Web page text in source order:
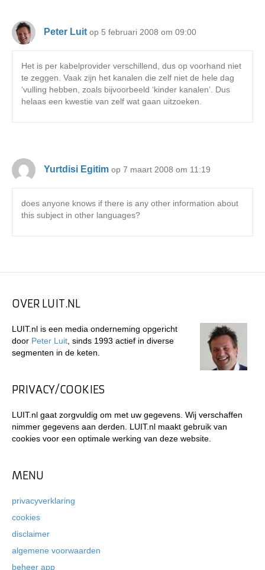
Peter Luit op 5 februari 2008 om 09:00
Het is per kabelprovider verschillend, dus op voorhand niet
te zeggen. Vaak zijn het kanalen die zelf niet de hele dag
‘vulling hebben, zoals bijvoorbeeld ‘kinder kanalen’. Dus
helaas een kwestie van zelf wat gaan uitzoeken.
Yurtdisi Egitim op 7 maart 2008 om 11:19
does anyone knows if there is any other information about
this subject in other languages?
OVER LUIT.NL
LUIT.nl is een media onderneming opgericht
door Peter Luit , sinds 1993 actief in diverse
segmenten in de keten.
PRIVACY/COOKIES
LUIT.nl gaat zorgvuldig om met uw gegevens. Wij verschaffen
nimmer gegevens aan derden. LUIT.nl maakt gebruik van
cookies voor een optimale werking van deze website.
MENU
privacyverklaring
cookies
disclaimer
algemene voorwaarden
beheer app